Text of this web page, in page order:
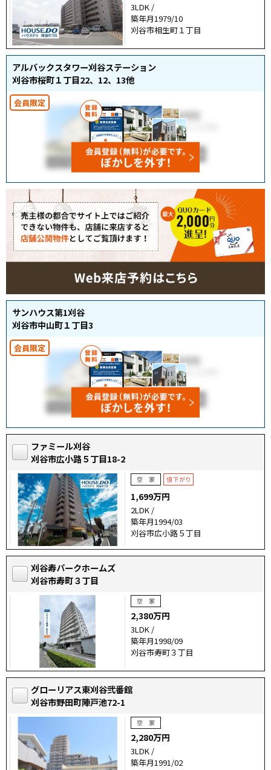
3LDK /
築年月1979/10
刈谷市相生町１丁目
アルバックスタワー刈谷ステーション
刈谷市桜町１丁目22、12、13他
サンハウス第1刈谷
刈谷市中山町１丁目3
ファミール刈谷
刈谷市広小路５丁目18-2
1,699万円
2LDK /
築年月1994/03
刈谷市広小路５丁目
刈谷寿パークホームズ
刈谷市寿町３丁目
2,380万円
3LDK /
築年月1998/09
刈谷市寿町３丁目
グローリアス東刈谷弐番館
刈谷市野田町陣戸池72-1
2,280万円
3LDK /
築年月1991/02